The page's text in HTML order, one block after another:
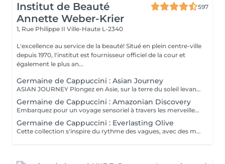
Institut de Beauté
Annette Weber-Krier
597
1, Rue Philippe II Ville-Haute L-2340
L'excellence au service de la beauté! Situé en plein centre-ville
depuis 1970, l'institut est fournisseur officiel de la cour et
également le plus an...
Germaine de Cappuccini : Asian Journey
ASIAN JOURNEY Plongez en Asie, sur la terre du soleil levant, où chaque détail est conçu pour offrir harmonie et équilibre grâce à des soins exclusifs qui capturent l'esprit zen des anciens rituels japonais, infusés avec l'essence culturelle et cérémonielle du thé. La collection présente un parfum neuro-scientifiquement prouvé qui favorise l'harmonie et l'équilibre entre le corps et l'esprit. Des notes lactées enveloppantes s'associent à des bois crémeux sophistiqués et à des fruits exotiques. ACTIMOOD PROGRAM® : WELLBEINGMATCHA RENEWAL EXFOLIATION POUR LE CORPS Rituel d'exfoliation conçu pour révéler une peau douce et radieuse. Une formule exclusive à effet antioxydant qui enveloppe le corps d'une étreinte nourrissante et transformatrice. La caresse de sa texture gel extraordinaire permet une exfoliation aussi efficace qu'agréable. SERENITY SANCTUARY MASSAGE CORPOREL Inspiré du Shiatsu, une technique millénaire originaire du Japon, ce massage à effet relaxant vise à harmoniser le rythme naturel du corps en travaillant les méridiens énergétiques. La texture douce du lait de massage facilite le traitement, garantissant une glisse douce et agréable, tout en vous plongeant dans une atmosphère de profonde sérénité. ZEN CEREMONY RITUEL Conçu pour harmoniser le corps et l'esprit, ce rituel corporel associe la préparation et le soin de la peau à la philosophie orientale de l'équilibre holistique. Inspiré par le travail des méridiens énergétiques, il favorise un sentiment de bien-être total et profond.
Germaine de Cappuccini : Amazonian Discovery
Embarquez pour un voyage sensoriel à travers les merveilles de l'Amérique du Sud, où chaque soin capture la richesse de ses paysages et vous invite à découvrir ses ingrédients exotiques, récoltés de manière durable. La collection présente un parfum neuro-scientifiquement prouvé qui aide à augmenter la sensation d'énergie avec une combinaison de fruits tropicaux épicés. ACTIMOOD PROGRAM® : ENERGY VIVID AWAKENING-SOIN VISAGE Inspirée des secrets de beauté de l'Amazonie, cette expérience sensorielle associe une sélection minutieuse d'ingrédients exotiques qui réveillent la vitalité du visage. Dès les premiers instants, le rituel cérémoniel oriente les sens vers un paradis de calme et de sérénité, de connexion avec la nature, tandis que la peau vibre et se transforme.BIENFAITS Soin de la peau, douceur et hydratation* intense. Rajeunissement et amélioration de la texture de la peau. Le soin apporte une sensation de calme et de détente qui combat le stress. VITALITY RENEWAL-EXFOLIATION CORPORELLE Rituel d'exfoliation conçu pour révéler une peau douce et radieuse. Grâce à une synergie d'ingrédients de la plus haute qualité combinée à une technique évocatrice, ce beurre à la texture fondante ne renouvelle pas seulement la peau, mais procure également une sensation de revitalisation de l'âme. BLOOM SENSATION-MASSAGE CORPOREL Inspiré du massage holistique et énergétique « Lomi Lomi », ce nectar à base gélifiée se transforme en une huile luxueuse au contact de la peau, idéale pour être travaillée avec les mains et les avant-bras tout en enveloppant les sens d'une aura de bien-être total. VIBRANT REBIRTH-RITUEL Conçu pour harmoniser le corps et l'esprit, ce rituel corporel offre une expérience complète de soin et de préparation de la peau. Grâce à l'énergie vibrante de la nature, il favorise un profond sentiment de renaissance et d'éveil d'une nouvelle vitalité de la peau. RAINFOREST HARMONY-RITUEL Inspirés par l'étreinte de la Terre Mère, les savoirs anciens se mêlent à des techniques innovantes, créant une mosaïque de soins qui enveloppent le corps et l'esprit. Un rituel transformateur qui associe un soin du visage revitalisant à un massage énergisant, garantissant une expérience d'harmonie et de bien-être.
Germaine de Cappuccini : Everlasting Olive
Cette collection s'inspire du rythme des vagues, avec des mouvements longs et fluides qui imitent le rythme de la mer touchant le rivage. Chaque mouvement s'adapte au corps dans des mouvements ondulants, créant une expérience sensorielle profonde qui : Réduit le stress et libère les tensions musculaires. L'apport en oxygène s'améliore et les tissus sont revitalisés.